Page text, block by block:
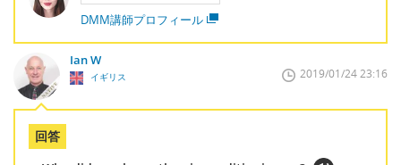
DMM講師プロフィール
Ian W
イギリス 2019/01/24 23:16
回答